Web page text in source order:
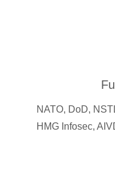
NATO, DoD,
HMG Infosec,